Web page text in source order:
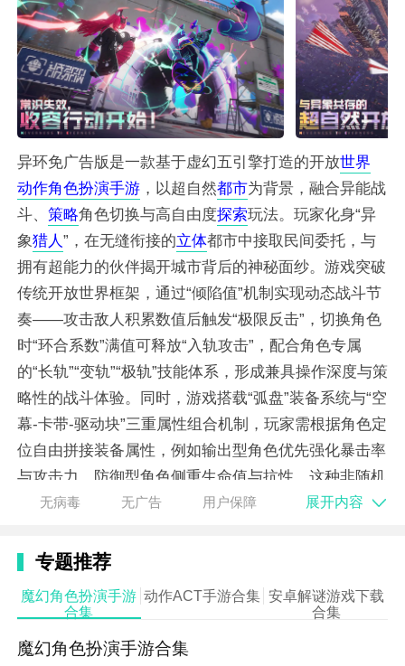
异环免广告版是一款基于虚幻五引擎打造的开放世界
动作角色扮演手游，以超自然都市为背景，融合异能战
斗、 策略角色切换与高自由度探索玩法。玩家化身“异
象猎人”，在无缝衔接的立体都市中接取民间委托，与
拥有超能力的伙伴揭开城市背后的神秘面纱。游戏突破
传统开放世界框架，通过“倾陷值”机制实现动态战斗节
奏——攻击敌人积累数值后触发“极限反击”，切换角色
时“环合系数”满值可释放“入轨攻击”，配合角色专属
的“长轨”“变轨”“极轨”技能体系，形成兼具操作深度与策
略性的战斗体验。同时，游戏搭载“弧盘”装备系统与“空
幕-卡带-驱动块”三重属性组合机制，玩家需根据角色定
位自由拼接装备属性，例如输出型角色优先强化暴击率
与攻击力，防御型角色侧重生命值与抗性，这种非随机
词条设计极大提升了角色养成的可控性。此外，游戏还
家可驾驶改装车辆穿梭于高密度都市建筑群，或通过开
无病毒 无广告 用户保障 展开内容
专题推荐
魔幻角色扮演手游
合集
动作ACT手游合集 安卓解谜游戏下载
合集
魔幻角色扮演手游合集